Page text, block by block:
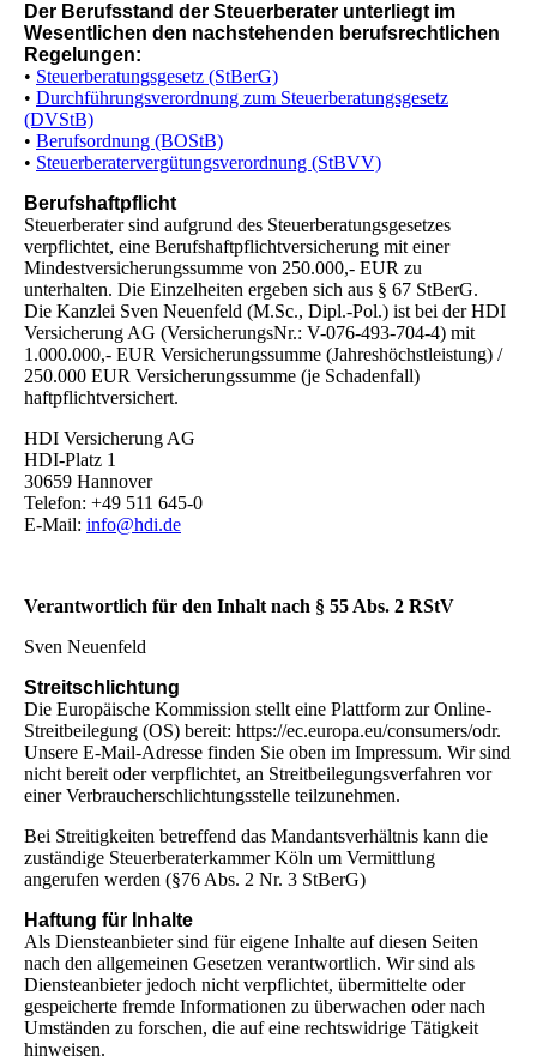
Der Berufsstand der Steuerberater unterliegt im
Wesentlichen den nachstehenden berufsrechtlichen
Regelungen:
• Steuerberatungsgesetz (StBerG)
• Durchführungsverordnung zum Steuerberatungsgesetz
(DVStB)
• Berufsordnung (BOStB)
• Steuerberatervergütungsverordnung (StBVV)
Berufshaftpflicht
Steuerberater sind aufgrund des Steuerberatungsgesetzes
verpflichtet, eine Berufshaftpflichtversicherung mit einer
Mindestversicherungssumme von 250.000,- EUR zu
unterhalten. Die Einzelheiten ergeben sich aus § 67 StBerG.
Die Kanzlei Sven Neuenfeld (M.Sc., Dipl.-Pol.) ist bei der HDI
Versicherung AG (VersicherungsNr.: V-076-493-704-4) mit
1.000.000,- EUR Versicherungssumme (Jahreshöchstleistung) /
250.000 EUR Versicherungssumme (je Schadenfall)
haftpflichtversichert.
HDI Versicherung AG
HDI-Platz 1
30659 Hannover
Telefon: +49 511 645-0
E-Mail: info@hdi.de
Verantwortlich für den Inhalt nach § 55 Abs. 2 RStV
Sven Neuenfeld
Streitschlichtung
Die Europäische Kommission stellt eine Plattform zur Online-
Streitbeilegung (OS) bereit: https://ec.europa.eu/consumers/odr.
Unsere E-Mail-Adresse finden Sie oben im Impressum. Wir sind
nicht bereit oder verpflichtet, an Streitbeilegungsverfahren vor
einer Verbraucherschlichtungsstelle teilzunehmen.
Bei Streitigkeiten betreffend das Mandantsverhältnis kann die
zuständige Steuerberaterkammer Köln um Vermittlung
angerufen werden (§76 Abs. 2 Nr. 3 StBerG)
Haftung für Inhalte
Als Diensteanbieter sind für eigene Inhalte auf diesen Seiten
nach den allgemeinen Gesetzen verantwortlich. Wir sind als
Diensteanbieter jedoch nicht verpflichtet, übermittelte oder
gespeicherte fremde Informationen zu überwachen oder nach
Umständen zu forschen, die auf eine rechtswidrige Tätigkeit
hinweisen.